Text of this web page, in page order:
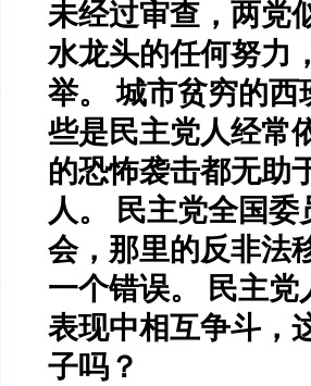
未经过审查，两党
水龙头的任何努力
举。 城市贫穷的
些是民主党人经常
的恐怖袭击都无助
人。 民主党全国
会，那里的反非法
一个错误。 民主
表现中相互争斗，
子吗？